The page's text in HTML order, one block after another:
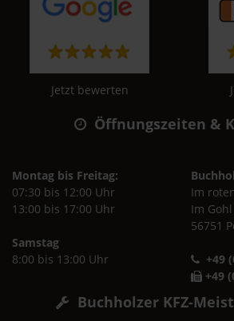
Jetzt bewerten
Öffnungszeiten &
Montag bis Freitag:
07:30 bis 12:00 Uhr
13:00 bis 17:00 Uhr
Samstag
8:00 bis 13:00 Uhr
Im
Im
56751
+49
+49
Buchholzer KFZ-